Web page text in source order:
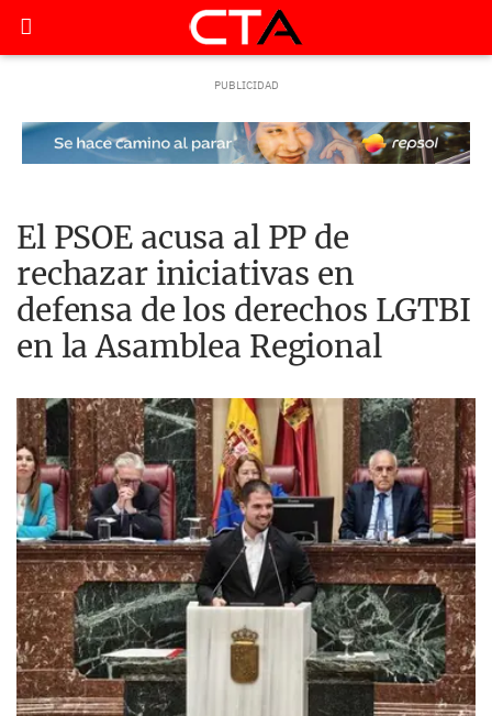
El PSOE acusa al PP de
rechazar iniciativas en
defensa de los derechos LGTBI
en la Asamblea Regional